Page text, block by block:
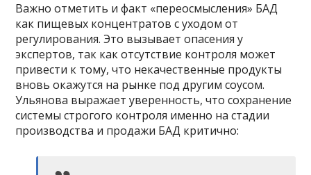
Важно отметить и факт «переосмысления» БАД
как пищевых концентратов с уходом от
регулирования. Это вызывает опасения у
экспертов, так как отсутствие контроля может
привести к тому, что некачественные продукты
вновь окажутся на рынке под другим соусом.
Ульянова выражает уверенность, что сохранение
системы строгого контроля именно на стадии
производства и продажи БАД критично: